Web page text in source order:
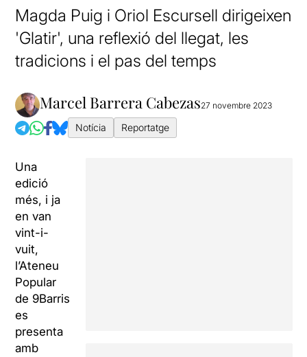
Magda Puig i Oriol Escursell dirigeixen
'Glatir', una reflexió del llegat, les
tradicions i el pas del temps
Marcel Barrera Cabezas27 novembre 2023
Notícia Reportatge
Una
edició
més, i ja
en van
vint-i-
vuit,
l’Ateneu
Popular
de 9Barris
es
presenta
amb